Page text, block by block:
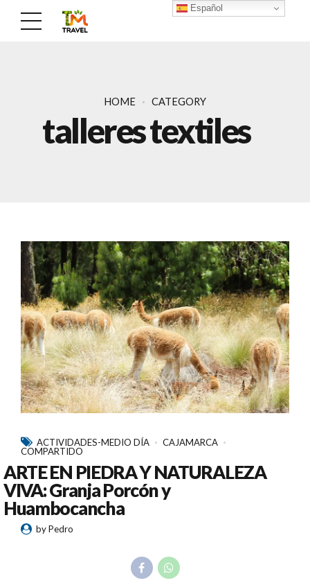
HOME CATEGORY
talleres textiles
ACTIVIDADES-MEDIO DÍA
CAJAMARCA
COMPARTIDO
ARTE EN PIEDRA Y NATURALEZA
VIVA: Granja Porcón y
Huambocancha
by Pedro
Español